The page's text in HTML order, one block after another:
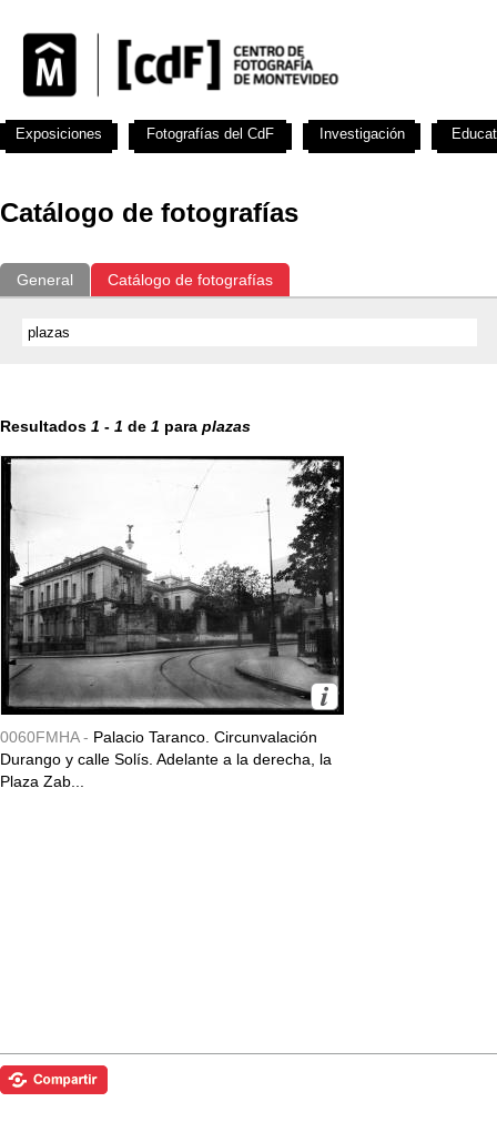
Catálogo de fotografías
General Catálogo de fotografías
Resultados 1 - 1 de 1 para plazas
0060FMHA - Palacio Taranco. Circunvalación
Durango y calle Solís. Adelante a la derecha, la
Plaza Zab...
Exposiciones Fotografías del CdF Investigación